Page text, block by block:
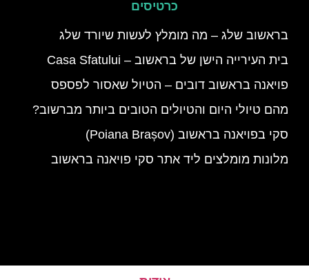
כרטיסים
בראשוב שלג – מה מומלץ לעשות שיורד שלג
בית העירייה הישן של בראשוב – Casa Sfatului
פויאנה בראשוב דובים – הטיול שאסור לפספס
מהם טיולי היום והטיולים הטובים ביותר מברשוב?
סקי בפויאנה בראשוב (Poiana Brașov)
מלונות מומלצים ליד אתר סקי פויאנה בראשוב